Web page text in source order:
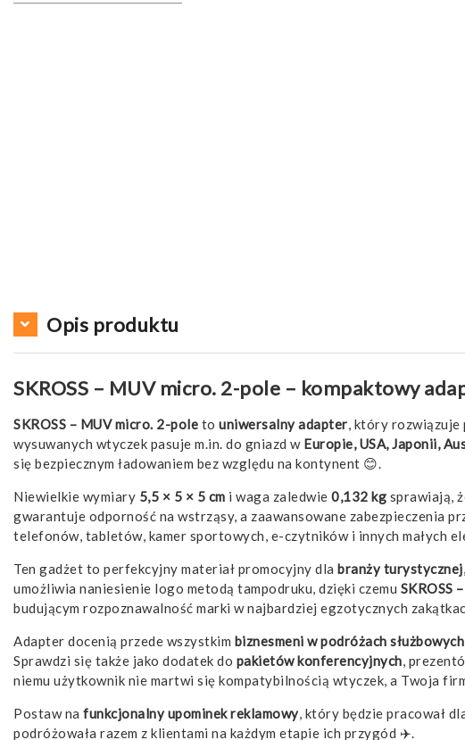
Opis produktu
SKROSS – MUV micro. 2-pole – kompaktowy
SKROSS – MUV micro. 2-pole to uniwersalny adapter, który rozwiązuje
wysuwanych wtyczek pasuje m.in. do gniazd w Europie, USA, Japonii,
się bezpiecznym ładowaniem bez względu na kontynent 😊.
Niewielkie wymiary 5,5 × 5 × 5 cm i waga zaledwie 0,132 kg sprawiają,
gwarantuje odporność na wstrząsy, a zaawansowane zabezpieczenia
telefonów, tabletów, kamer sportowych, e-czytników i innych małych
Ten gadżet to perfekcyjny materiał promocyjny dla branży
umożliwia naniesienie logo metodą tampodruku, dzięki czemu SKROSS
budującym rozpoznawalność marki w najbardziej egzotycznych
Adapter docenią przede wszystkim biznesmeni w podróżach
Sprawdzi się także jako dodatek do pakietów konferencyjnych,
niemu użytkownik nie martwi się kompatybilnością wtyczek, a Twoja
Postaw na funkcjonalny upominek reklamowy, który będzie pracował
podróżowała razem z klientami na każdym etapie ich przygód ✈️.